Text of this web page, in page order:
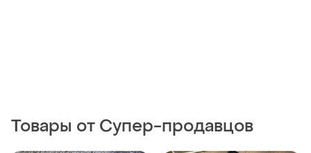
Товары от Супер-продавцов